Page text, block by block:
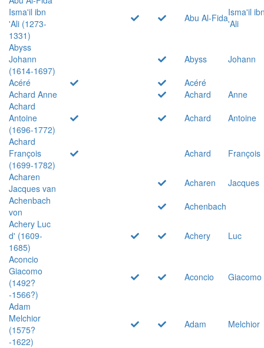
Isma'il ibn
'Ali (1273-
1331)
Abu Al-FidaIsma'il
'Ali
Abyss
Johann
(1614-1697)
Abyss
Johann
Acéré
Acéré
Achard Anne
Achard
Anne
Achard
Antoine
(1696-1772)
Achard
Antoine
Achard
François
(1699-1782)
Achard
François
Acharen
Jacques van
Acharen
Jacques
Achenbach
von
Achenbach
Achery Luc
d' (1609-
1685)
Achery
Luc
Aconcio
Giacomo
(1492?
-1566?)
Aconcio Giacomo
Adam
Melchior
(1575?
-1622)
Adam Melchior